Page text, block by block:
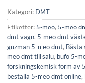
Kategori: DMT
Etiketter: 5-meo, 5-meo
dmt vagn, 5-meo dmt
guzman 5-meo dmt, Bästa
meo dmt till salu, bufo 5-
forskningskemisk form av
beställa 5-meo dmt online,